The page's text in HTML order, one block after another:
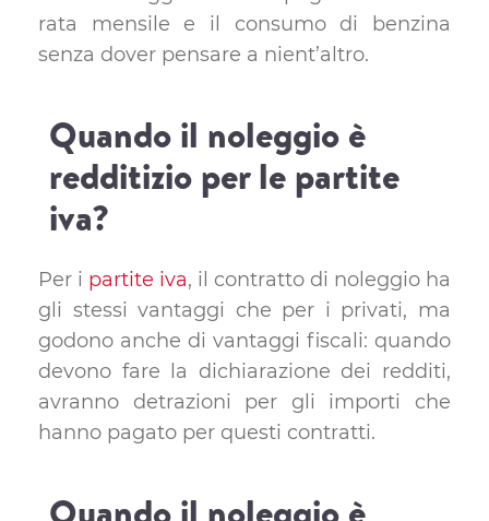
rata mensile e il consumo di benzina
senza dover pensare a nient’altro.
Quando il noleggio è
redditizio per le partite
iva?
Per i partite iva, il contratto di noleggio ha
gli stessi vantaggi che per i privati, ma
godono anche di vantaggi fiscali: quando
devono fare la dichiarazione dei redditi,
avranno detrazioni per gli importi che
hanno pagato per questi contratti.